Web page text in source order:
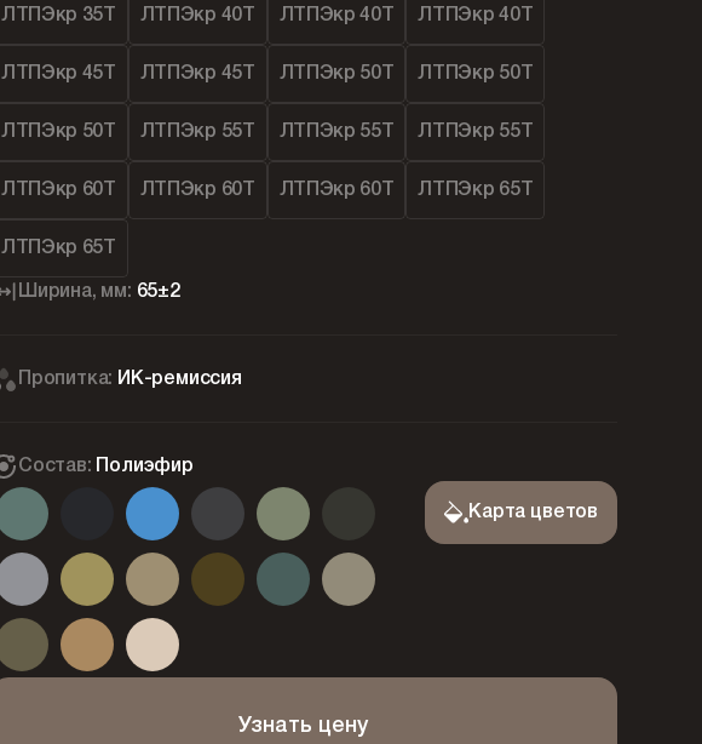
ЛТПЭкр 35Т ЛТПЭкр 40Т ЛТПЭкр 40Т ЛТПЭкр 40Т
ЛТПЭкр 45Т ЛТПЭкр 45Т ЛТПЭкр 50Т ЛТПЭкр 50Т
ЛТПЭкр 50Т ЛТПЭкр 55Т ЛТПЭкр 55Т ЛТПЭкр 55Т
ЛТПЭкр 60Т ЛТПЭкр 60Т ЛТПЭкр 60Т ЛТПЭкр 65Т
ЛТПЭкр 65Т
Ширина, мм: 65±2
Пропитка: ИК-ремиссия
Состав: Полиэфир
Карта цветов
Узнать цену